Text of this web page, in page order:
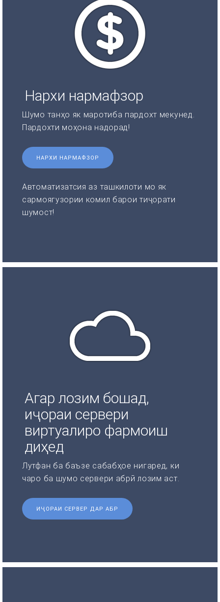
Нархи нармафзор
Шумо танҳо як маротиба пардохт мекунед.
Пардохти моҳона надорад!
НАРХИ НАРМАФЗОР
Автоматизатсия аз ташкилоти мо як
сармоягузории комил барои тиҷорати
шумост!
Агар лозим бошад,
иҷораи сервери
виртуалиро фармоиш
диҳед
Лутфан ба баъзе сабабҳое нигаред, ки
чаро ба шумо сервери абрӣ лозим аст.
ИҶОРАИ СЕРВЕР ДАР АБР